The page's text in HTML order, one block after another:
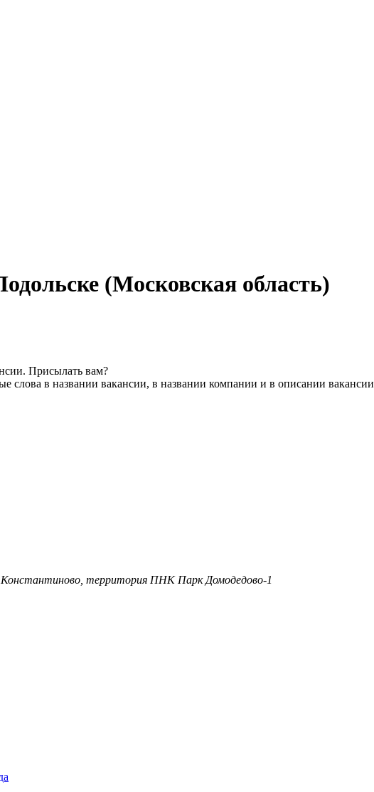
(Московская область)
Присылать вам?
слова в названии вакансии, в названии компании и в описании вакансии
Константиново, территория ПНК Парк Домодедово-1